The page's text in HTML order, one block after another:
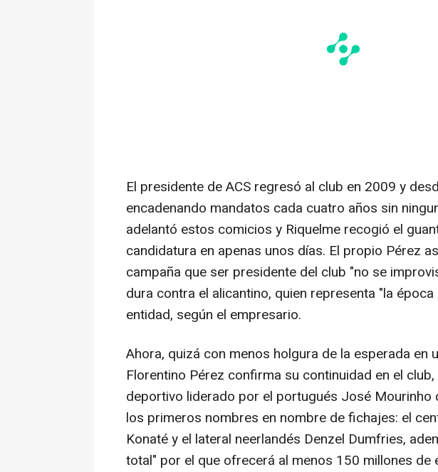
El presidente de ACS regresó al club en 2009 y
encadenando mandatos cada cuatro años sin
adelantó estos comicios y Riquelme recogió el
candidatura en apenas unos días. El propio Pérez
campaña que ser presidente del club "no se
dura contra el alicantino, quien representa "la
entidad, según el empresario.
Ahora, quizá con menos holgura de la esperada en
Florentino Pérez confirma su continuidad en el
deportivo liderado por el portugués José Mourinho
los primeros nombres en nombre de fichajes: el
Konaté y el lateral neerlandés Denzel Dumfries,
total" por el que ofrecerá al menos 150 millones de